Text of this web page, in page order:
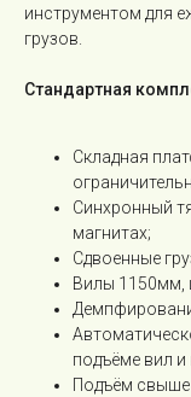
инструментом для
грузов.
Стандартная
Складная
Синхронный
магнитах;
Сдвоенные
Вилы 1150мм,
подъёме вил
Подъём